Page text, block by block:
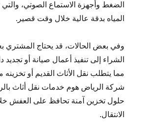
الضغط وأجهزة الاستماع الصوتي،
المياه بدقة عالية خلال وقت قصير.
وفي بعض الحالات، قد يحتاج المشتري
الشراء إلى تنفيذ أعمال صيانة أو تجديد
مما يتطلب نقل الأثاث القديم أو تخزينه
شركة الرياض هوم خدمات نقل أثاث
حلول تخزين آمنة تحافظ على العفش
الانتقال.